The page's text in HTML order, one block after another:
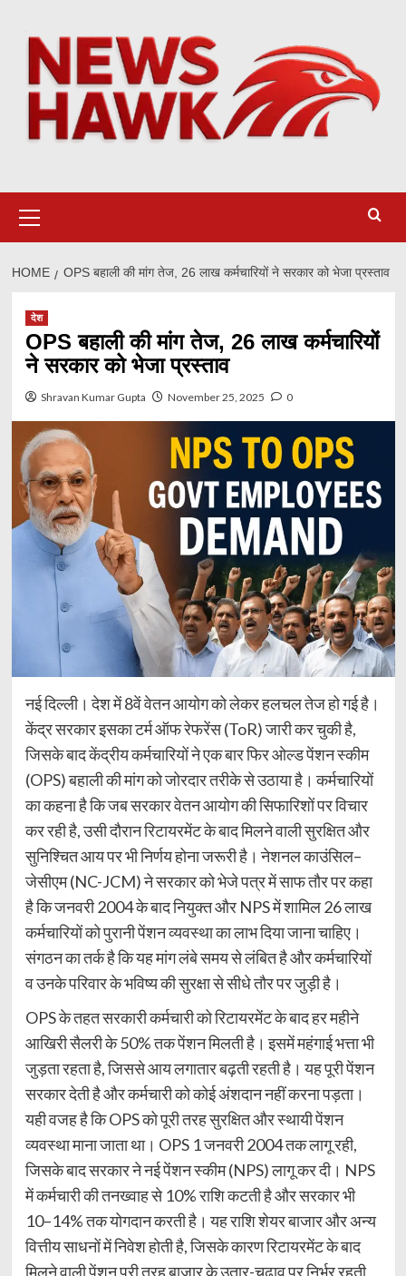
content
Menu
HOME OPS बहाली की मांग तेज, 26 लाख कर्मचारियों ने सरकार को भेजा प्रस्ताव
देश
OPS बहाली की मांग तेज, 26 लाख कर्मचारियों
ने सरकार को भेजा प्रस्ताव
Shravan Kumar Gupta November 25, 2025 0
नई दिल्ली। देश में 8वें वेतन आयोग को लेकर हलचल तेज हो गई है।
केंद्र सरकार इसका टर्म ऑफ रेफरेंस (ToR) जारी कर चुकी है,
जिसके बाद केंद्रीय कर्मचारियों ने एक बार फिर ओल्ड पेंशन स्कीम
(OPS) बहाली की मांग को जोरदार तरीके से उठाया है। कर्मचारियों
का कहना है कि जब सरकार वेतन आयोग की सिफारिशों पर विचार
कर रही है, उसी दौरान रिटायरमेंट के बाद मिलने वाली सुरक्षित और
सुनिश्चित आय पर भी निर्णय होना जरूरी है। नेशनल काउंसिल–
जेसीएम (NC-JCM) ने सरकार को भेजे पत्र में साफ तौर पर कहा
है कि जनवरी 2004 के बाद नियुक्त और NPS में शामिल 26 लाख
कर्मचारियों को पुरानी पेंशन व्यवस्था का लाभ दिया जाना चाहिए।
संगठन का तर्क है कि यह मांग लंबे समय से लंबित है और कर्मचारियों
व उनके परिवार के भविष्य की सुरक्षा से सीधे तौर पर जुड़ी है।
OPS के तहत सरकारी कर्मचारी को रिटायरमेंट के बाद हर महीने
आखिरी सैलरी के 50% तक पेंशन मिलती है। इसमें महंगाई भत्ता भी
जुड़ता रहता है, जिससे आय लगातार बढ़ती रहती है। यह पूरी पेंशन
सरकार देती है और कर्मचारी को कोई अंशदान नहीं करना पड़ता।
यही वजह है कि OPS को पूरी तरह सुरक्षित और स्थायी पेंशन
व्यवस्था माना जाता था। OPS 1 जनवरी 2004 तक लागू रही,
जिसके बाद सरकार ने नई पेंशन स्कीम (NPS) लागू कर दी। NPS
में कर्मचारी की तनख्वाह से 10% राशि कटती है और सरकार भी
10–14% तक योगदान करती है। यह राशि शेयर बाजार और अन्य
वित्तीय साधनों में निवेश होती है, जिसके कारण रिटायरमेंट के बाद
मिलने वाली पेंशन पूरी तरह बाजार के उतार-चढ़ाव पर निर्भर रहती